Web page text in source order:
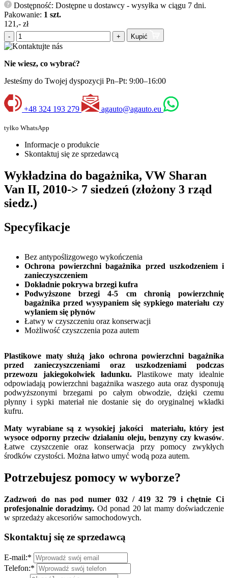
?
Dostępność: Dostępne u dostawcy - wysyłka w ciągu 7 dni.
Pakowanie: 1 szt.
121,- zł
- + Kupić
Nie wiesz, co wybrać?
Jesteśmy do Twojej dyspozycji Pn–Pt: 9:00–16:00
+48 324 193 279 agauto@agauto.eu
tyłko WhatsApp
Informacje o produkcie
Skontaktuj się ze sprzedawcą
Wykładzina do bagażnika, VW Sharan
Van II, 2010-> 7 siedzeń (złożony 3 rząd
siedz.)
Specyfikacje
Bez antypoślizgowego wykończenia
Ochrona powierzchni bagażnika przed uszkodzeniem i
zanieczyszczeniem
Dokładnie pokrywa brzegi kufra
Podwyższone brzegi 4-5 cm chronią powierzchnię
bagażnika przed wysypaniem się sypkiego materiału czy
wylaniem się płynów
Łatwy w czyszczeniu oraz konserwacji
Możliwość czyszczenia poza autem
Plastikowe maty służą jako ochrona powierzchni bagażnika
przed zanieczyszczeniami oraz uszkodzeniami podczas
przewozu jakiegokolwiek ładunku.Plastikowe maty idealnie
odpowiadają powierzchni bagażnika waszego auta oraz dysponują
podwyższonymi brzegami po całym obwodzie, dzięki czemu
płynny i sypki materiał nie dostanie się do oryginalnej wkładki
kufru.
Maty wyrabiane są z wysokiej jakości materiału, który jest
wysoce odporny przeciw działaniu oleju, benzyny czy kwasów.
Łatwe czyszczenie oraz konserwacja przy pomocy zwykłych
środków czystości. Można łatwo umyć wodą poza autem.
Potrzebujesz pomocy w wyborze?
Zadzwoń do nas pod numer 032 / 419 32 79 i chętnie Ci
profesjonalnie doradzimy. Od ponad 20 lat mamy doświadczenie
w sprzedaży akcesoriów samochodowych.
Skontaktuj się ze sprzedawcą
E-mail:*
Telefon:*